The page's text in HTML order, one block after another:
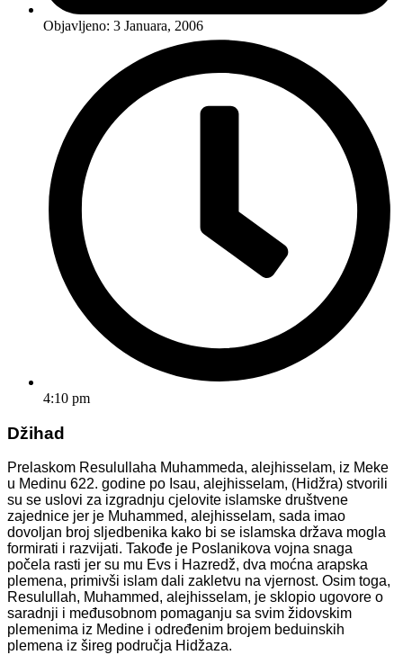
Objavljeno: 3 Januara, 2006
4:10 pm
Džihad
Prelaskom Resulullaha Muhammeda, alejhisselam, iz Meke
u Medinu 622. godine po Isau, alejhisselam, (Hidžra) stvorili
su se uslovi za izgradnju cjelovite islamske društvene
zajednice jer je Muhammed, alejhisselam, sada imao
dovoljan broj sljedbenika kako bi se islamska država mogla
formirati i razvijati. Takođe je Poslanikova vojna snaga
počela rasti jer su mu Evs i Hazredž, dva moćna arapska
plemena, primivši islam dali zakletvu na vjernost. Osim toga,
Resulullah, Muhammed, alejhisselam, je sklopio ugovore o
saradnji i međusobnom pomaganju sa svim židovskim
plemenima iz Medine i određenim brojem beduinskih
plemena iz šireg područja Hidžaza.